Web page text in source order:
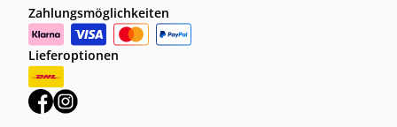
Zahlungsmöglichkeiten
Lieferoptionen